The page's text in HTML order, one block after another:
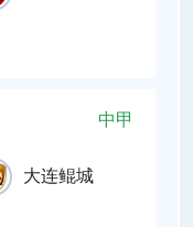
中甲
大连鲲城